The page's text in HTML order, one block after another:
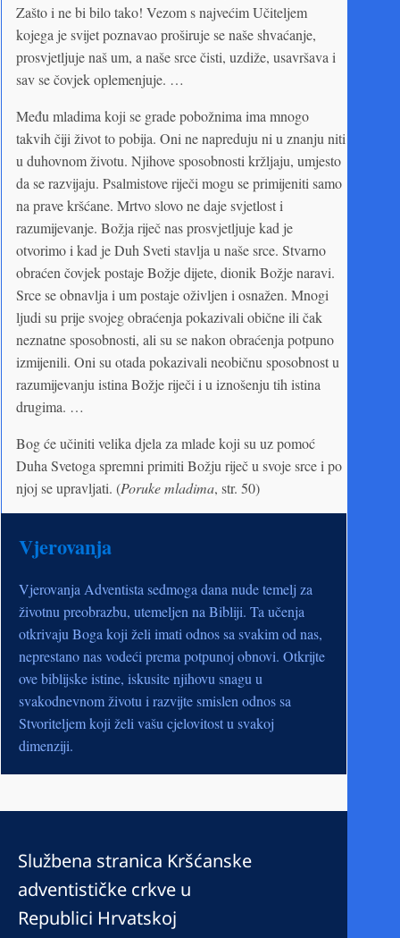
Zašto i ne bi bilo tako! Vezom s najvećim Učiteljem
kojega je svijet poznavao proširuje se naše shvaćanje,
prosvjetljuje naš um, a naše srce čisti, uzdiže, usavršava i
sav se čovjek oplemenjuje. …
Među mladima koji se grade pobožnima ima mnogo
takvih čiji život to pobija. Oni ne napreduju ni u znanju niti
u duhovnom životu. Njihove sposobnosti kržljaju, umjesto
da se razvijaju. Psalmistove riječi mogu se primijeniti samo
na prave kršćane. Mrtvo slovo ne daje svjetlost i
razumijevanje. Božja riječ nas prosvjetljuje kad je
otvorimo i kad je Duh Sveti stavlja u naše srce. Stvarno
obraćen čovjek postaje Božje dijete, dionik Božje naravi.
Srce se obnavlja i um postaje oživljen i osnažen. Mnogi
ljudi su prije svojeg obraćenja pokazivali obične ili čak
neznatne sposobnosti, ali su se nakon obraćenja potpuno
izmijenili. Oni su otada pokazivali neobičnu sposobnost u
razumijevanju istina Božje riječi i u iznošenju tih istina
drugima. …
Bog će učiniti velika djela za mlade koji su uz pomoć
Duha Svetoga spremni primiti Božju riječ u svoje srce i po
njoj se upravljati. (Poruke mladima, str. 50)
Vjerovanja
Vjerovanja Adventista sedmoga dana nude temelj za
životnu preobrazbu, utemeljen na Bibliji. Ta učenja
otkrivaju Boga koji želi imati odnos sa svakim od nas,
neprestano nas vodeći prema potpunoj obnovi. Otkrijte
ove biblijske istine, iskusite njihovu snagu u
svakodnevnom životu i razvijte smislen odnos sa
Stvoriteljem koji želi vašu cjelovitost u svakoj
dimenziji.
Službena stranica Kršćanske
adventističke crkve u
Republici Hrvatskoj